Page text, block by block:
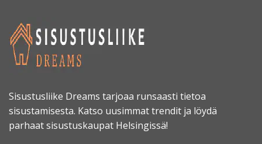
Sisustusliike Dreams tarjoaa runsaasti tietoa
sisustamisesta. Katso uusimmat trendit ja löydä
parhaat sisustuskaupat Helsingissä!